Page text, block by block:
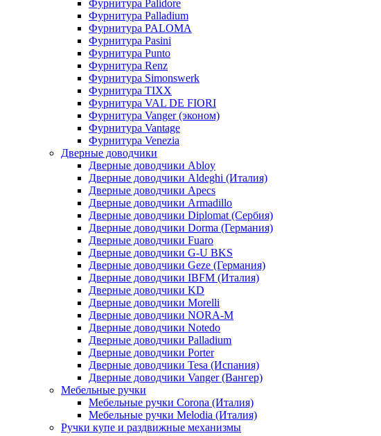
Фурнитура Palidore
Фурнитура Palladium
Фурнитура PALOMA
Фурнитура Pasini
Фурнитура Punto
Фурнитура Renz
Фурнитура Simonswerk
Фурнитура TIXX
Фурнитура VAL DE FIORI
Фурнитура Vanger (эконом)
Фурнитура Vantage
Фурнитура Venezia
Дверные доводчики
Дверные доводчики Abloy
Дверные доводчики Aldeghi (Италия)
Дверные доводчики Apecs
Дверные доводчики Armadillo
Дверные доводчики Diplomat (Сербия)
Дверные доводчики Dorma (Германия)
Дверные доводчики Fuaro
Дверные доводчики G-U BKS
Дверные доводчики Geze (Германия)
Дверные доводчики IBFM (Италия)
Дверные доводчики KD
Дверные доводчики Morelli
Дверные доводчики NORA-M
Дверные доводчики Notedo
Дверные доводчики Palladium
Дверные доводчики Porter
Дверные доводчики Tesa (Испания)
Дверные доводчики Vanger (Вангер)
Мебельные ручки
Мебельные ручки Corona (Италия)
Мебельные ручки Melodia (Италия)
Ручки купе и раздвижные механизмы